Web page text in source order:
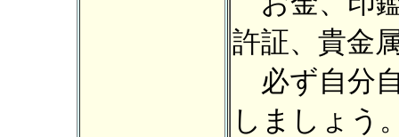
許証、貴金
必ず自分
しましょう